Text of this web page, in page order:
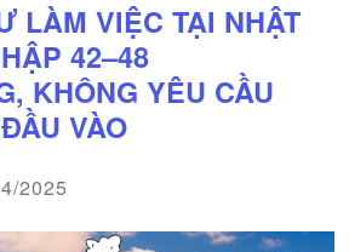
LÀM VIỆC TẠI NHẬT
42–48
KHÔNG YÊU CẦU
VÀO
2025